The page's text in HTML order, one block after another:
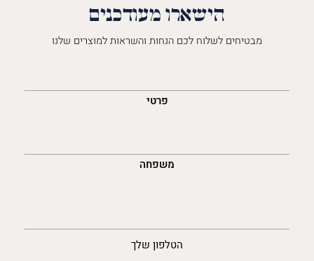
הישארו מעודכנים
מבטיחים לשלוח לכם הנחות והשראות למוצרים שלנו
פרטי
משפחה
הטלפון שלך